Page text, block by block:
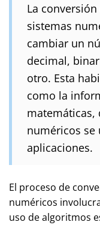
La
sistemas
cambiar un
decimal,
otro. Esta
como la
matemáticas,
numéricos se
aplicaciones.
El proceso de
numéricos
uso de algoritmos